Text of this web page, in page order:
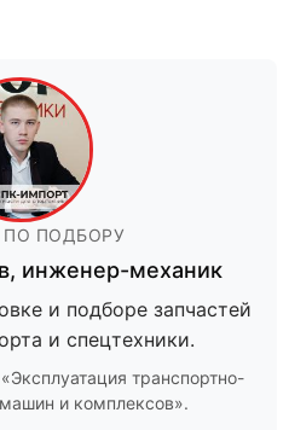
ПО ПОДБОРУ
, инженер-механик
и подборе запчастей
и спецтехники.
транспортно-
и комплексов».